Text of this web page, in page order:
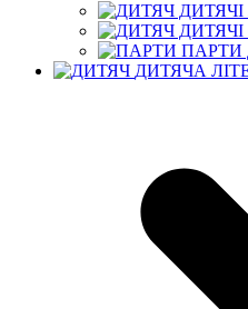
ДИТЯЧІ
ПАРТИ
ДИТЯЧА